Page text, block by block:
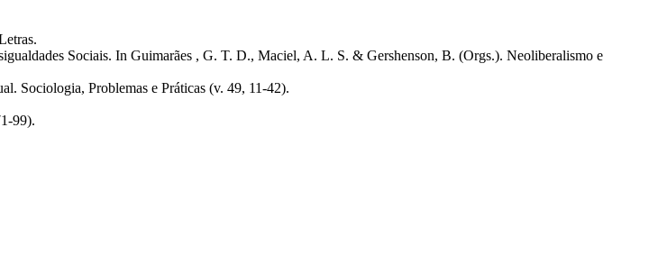
Sociais. In Guimarães , G. T. D., Maciel, A. L. S. & Gershenson, B. (Orgs.). Neoliberalismo e
Sociologia, Problemas e Práticas (v. 49, 11-42).
99).